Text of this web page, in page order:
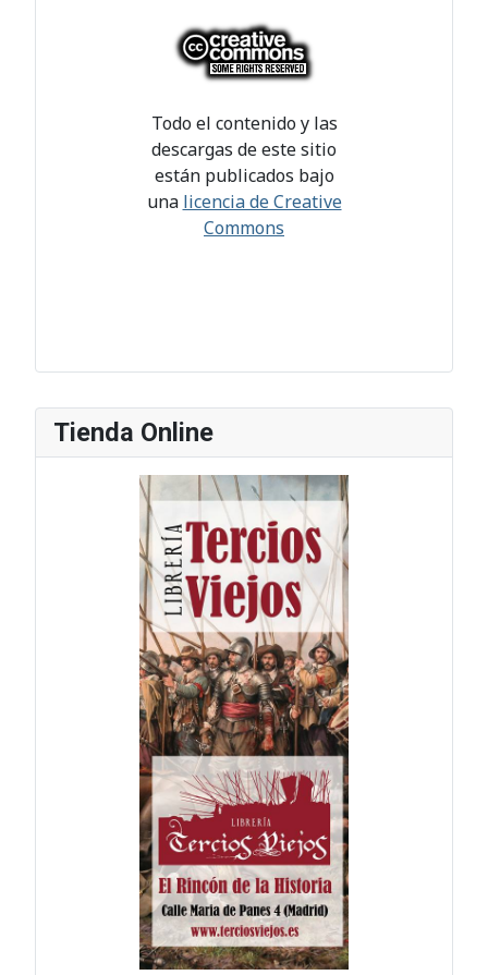
Tienda Online
Todo el contenido y las
descargas de este sitio
están publicados bajo
una licencia de Creative
Commons